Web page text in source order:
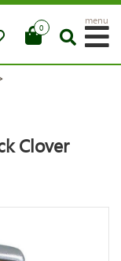
0
menu
Clover